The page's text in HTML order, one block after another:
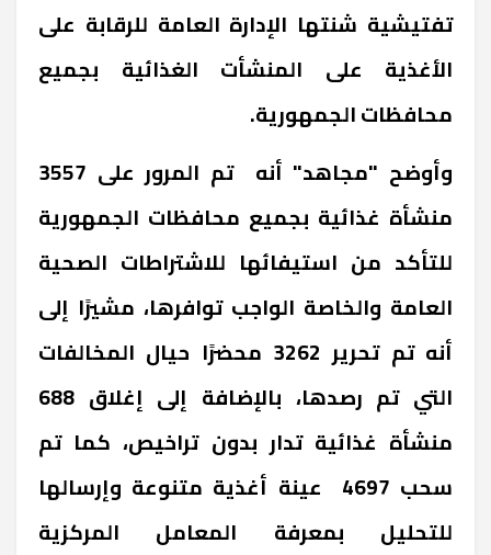
تفتيشية شنتها الإدارة العامة للرقابة على
الأغذية على المنشأت الغذائية بجميع
محافظات الجمهورية.
وأوضح "مجاهد" أنه تم المرور على 3557
منشأة غذائية بجميع محافظات الجمهورية
للتأكد من استيفائها للاشتراطات الصحية
العامة والخاصة الواجب توافرها، مشيرًا إلى
أنه تم تحرير 3262 محضرًا حيال المخالفات
التي تم رصدها، بالإضافة إلى إغلاق 688
منشأة غذائية تدار بدون تراخيص، كما تم
سحب 4697 عينة أغذية متنوعة وإرسالها
للتحليل بمعرفة المعامل المركزية